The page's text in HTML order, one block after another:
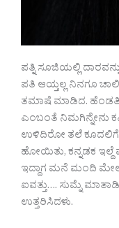
ಪತ್ನಿ ಸೂಜಿಯಲ್ಲಿ
ಪತಿ ಆಯ್ತಲ್ಲ ನಿನಗೂ
ತಮಾಷೆ ಮಾಡಿದ.
ಎಂಬಂತೆ ನಿಮಗಿನ್ನೇನು
ಉಳಿದಿರೋ ತಲೆ ಕೂದಲಿಗೆ
ಹೋಯಿತು, ಕನ್ನಡಕ ಇಲ್ದೆ
ಇದ್ದಾಗ ಮನೆ ಮಂದಿ ಮೇಲೆ
ಐವತ್ತು…. ಸುಮ್ನೆ
ಉತ್ತರಿಸಿದಳು.